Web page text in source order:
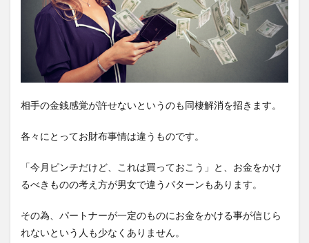
相手の金銭感覚が許せないというのも同棲解消を招きます。
各々にとってお財布事情は違うものです。
「今月ピンチだけど、これは買っておこう」と、お金をかけ
るべきものの考え方が男女で違うパターンもあります。
その為、パートナーが一定のものにお金をかける事が信じら
れないという人も少なくありません。